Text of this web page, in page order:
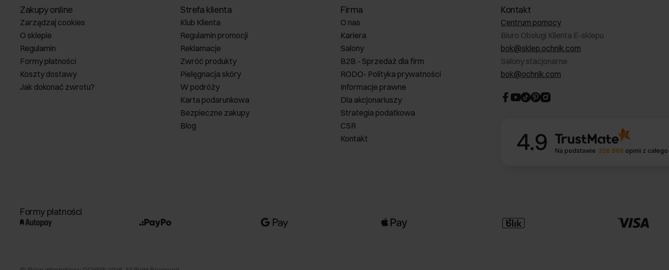
Zakupy online
Zarządzaj cookies
O sklepie
Regulamin
Formy płatności
Koszty dostawy
Jak dokonać zwrotu?
Strefa klienta
Klub Klienta
Regulamin promocji
Reklamacje
Zwróć produkty
Pielęgnacja skóry
W podróży
Karta podarunkowa
Bezpieczne zakupy
Blog
Firma
O nas
Kariera
Salony
B2B - Sprzedaż dla firm
RODO- Polityka prywatności
Informacje prawne
Dla akcjonariuszy
Strategia podatkowa
CSR
Kontakt
Kontakt
Centrum pomocy
Biuro Obsługi Klienta E-sklepu
bok@sklep.ochnik.com
Salony stacjonarne
bok@ochnik.com
4.9 Na podstawie 356 869 opinii z
Formy płatności